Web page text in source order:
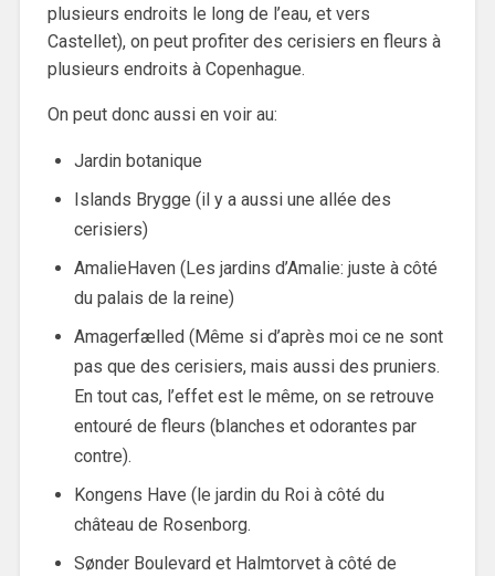
plusieurs endroits le long de l’eau, et vers
Castellet), on peut profiter des cerisiers en fleurs à
plusieurs endroits à Copenhague.
On peut donc aussi en voir au:
Jardin botanique
Islands Brygge (il y a aussi une allée des
cerisiers)
AmalieHaven (Les jardins d’Amalie: juste à côté
du palais de la reine)
Amagerfælled (Même si d’après moi ce ne sont
pas que des cerisiers, mais aussi des pruniers.
En tout cas, l’effet est le même, on se retrouve
entouré de fleurs (blanches et odorantes par
contre).
Kongens Have (le jardin du Roi à côté du
château de Rosenborg.
Sønder Boulevard et Halmtorvet à côté de